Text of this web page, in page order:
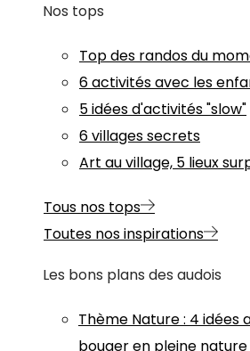
Nos tops
Top des randos du
6 activités avec les
5 idées d'activités "slow"
6 villages secrets
Art au village, 5 lieux
Tous nos tops
Toutes nos inspirations
Les bons plans des audois
Thème Nature: 4 idées
bouger en pleine nature